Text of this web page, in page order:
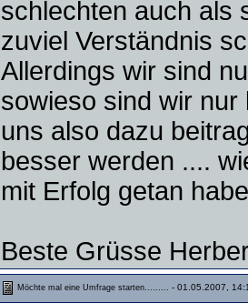
schlechten auch als
zuviel Verständnis
Allerdings wir sind
sowieso sind wir
uns also dazu
besser werden ....
mit Erfolg getan
Beste Grüsse
Möchte mal eine Umfrage starten......... - 01.05.2007,